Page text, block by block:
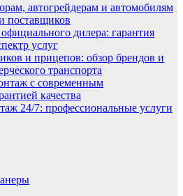
автогрейдерам и автомобилям
поставщиков
дилера: гарантия
услуг
и прицепов: обзор брендов и
транспорта
с современным
качества
24/7: профессиональные услуги